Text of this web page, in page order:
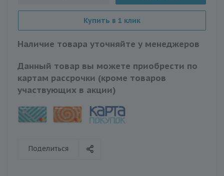
Купить в 1 клик
Наличие товара уточняйте у менеджеров
Данный товар вы можете приобрести по
картам рассрочки (кроме товаров
участвующих в акции)
Поделиться